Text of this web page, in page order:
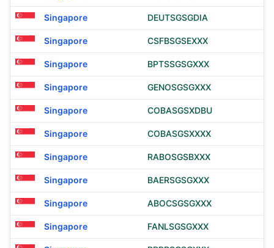
Singapore DEUTSGSGDIA
Singapore CSFBSGSEXXX
Singapore BPTSSGSGXXX
Singapore GENOSGSGXXX
Singapore COBASGSXDBU
Singapore COBASGSXXXX
Singapore RABOSGSBXXX
Singapore BAERSGSGXXX
Singapore ABOCSGSGXXX
Singapore FANLSGSGXXX